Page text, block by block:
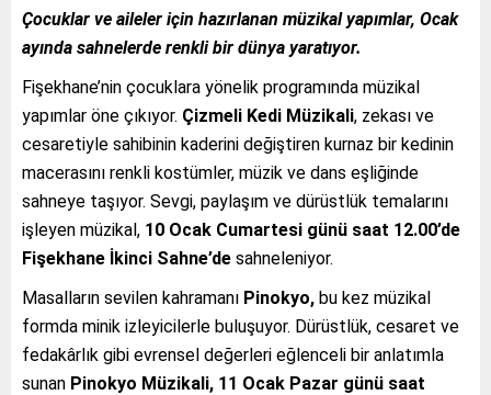
Çocuklar ve aileler için hazırlanan müzikal yapımlar, Ocak
ayında sahnelerde renkli bir dünya yaratıyor.
Fişekhane’nin çocuklara yönelik programında müzikal
yapımlar öne çıkıyor. Çizmeli Kedi Müzikali, zekası ve
cesaretiyle sahibinin kaderini değiştiren kurnaz bir kedinin
macerasını renkli kostümler, müzik ve dans eşliğinde
sahneye taşıyor. Sevgi, paylaşım ve dürüstlük temalarını
işleyen müzikal, 10 Ocak Cumartesi günü saat 12.00’de
Fişekhane İkinci Sahne’de sahneleniyor.
Masalların sevilen kahramanı Pinokyo, bu kez müzikal
formda minik izleyicilerle buluşuyor. Dürüstlük, cesaret ve
fedakârlık gibi evrensel değerleri eğlenceli bir anlatımla
sunan Pinokyo Müzikali, 11 Ocak Pazar günü saat